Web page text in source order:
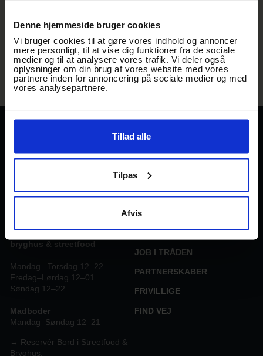
Denne hjemmeside bruger cookies
Vi bruger cookies til at gøre vores indhold og annoncer
mere personligt, til at vise dig funktioner fra de sociale
medier og til at analysere vores trafik. Vi deler også
oplysninger om din brug af vores website med vores
partnere inden for annoncering på sociale medier og med
vores analysepartnere.
Tillad alle
Tilpas
Afvis
- Vi ses til en jazzet weekend på Gam
STREET FOOD
EVENTS
KABEL29
UPDATE
FACILITETER
OM TRÅDEN
JOB I TRÅDEN
PARTNERSKABER
FRIVILLIGE
FIND VEJ
Gl Banegårdsvej 29
DK-5500 Middelfart.
Åbningstider Gamborg
bryghus & streetfood
Mandag –Torsdag 12–22
Fredag–Lørdag 12–01
Søndag 12–22
Madboder
Mandag–Søndag 12–21
→ Reservér Bord i Streetfood &
Bryghus.